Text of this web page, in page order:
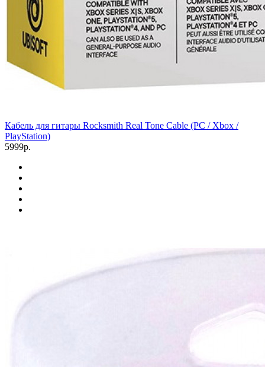
Кабель для гитары Rocksmith Real Tone Cable (PC / Xbox /
PlayStation)
5999р.